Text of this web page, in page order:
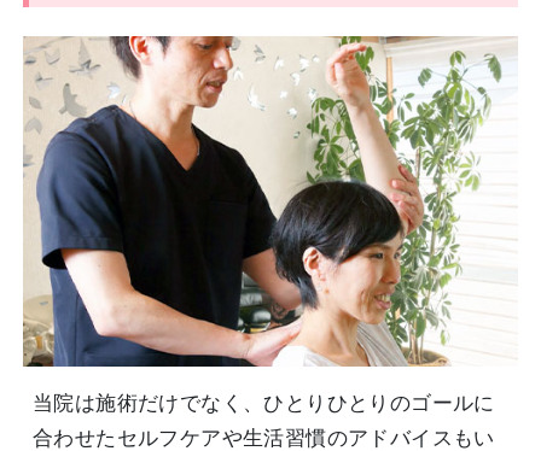
当院は施術だけでなく、ひとりひとりのゴールに
合わせたセルフケアや生活習慣のアドバイスもい